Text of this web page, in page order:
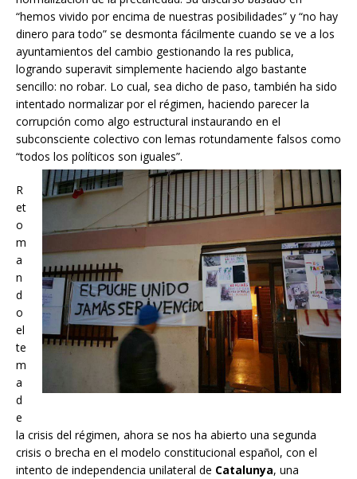
“hemos vivido por encima de nuestras posibilidades” y “no hay
dinero para todo” se desmonta fácilmente cuando se ve a los
ayuntamientos del cambio gestionando la res publica,
logrando superavit simplemente haciendo algo bastante
sencillo: no robar. Lo cual, sea dicho de paso, también ha sido
intentado normalizar por el régimen, haciendo parecer la
corrupción como algo estructural instaurando en el
subconsciente colectivo con lemas rotundamente falsos como
“todos los políticos son iguales”.
R
et
o
m
a
n
d
o
el
te
m
a
d
e
la crisis del régimen, ahora se nos ha abierto una segunda
crisis o brecha en el modelo constitucional español, con el
intento de independencia unilateral de Catalunya, una